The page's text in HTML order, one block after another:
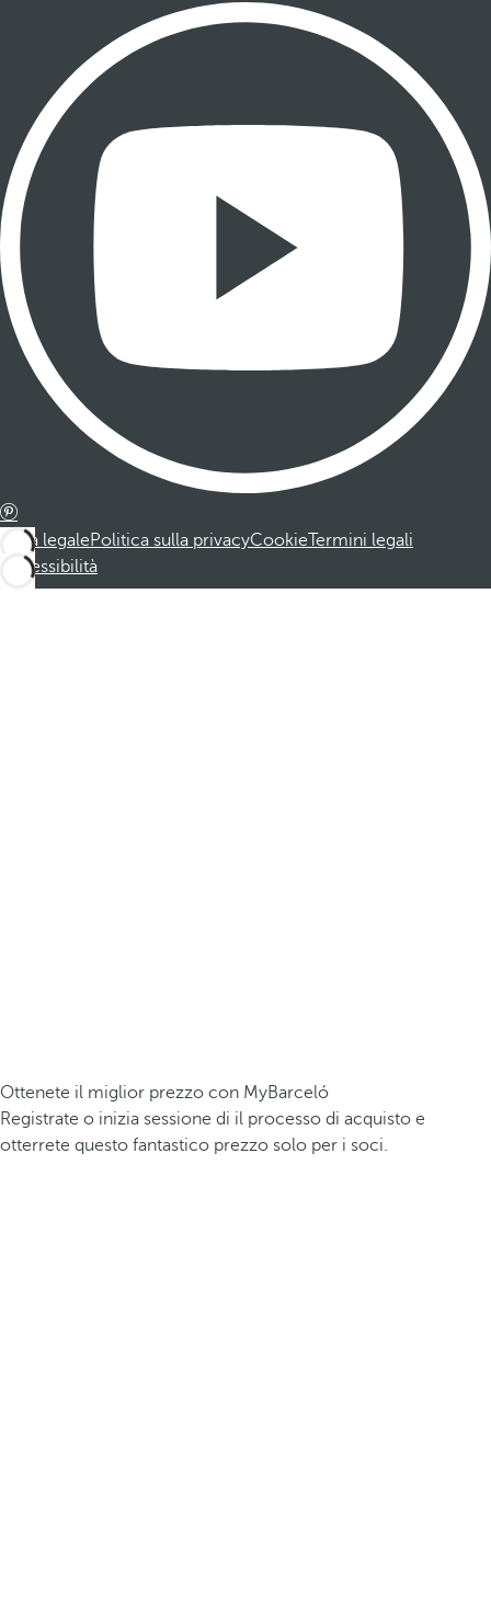
Nota legalePolitica sulla privacyCookieTermini legali
Accessibilità
Ottenete il miglior prezzo con MyBarceló
Registrate o inizia sessione di il processo di acquisto e
otterrete questo fantastico prezzo solo per i soci.